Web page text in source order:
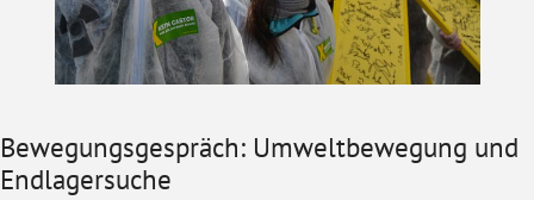
Bewegungsgespräch: Umweltbewegung und
Endlagersuche